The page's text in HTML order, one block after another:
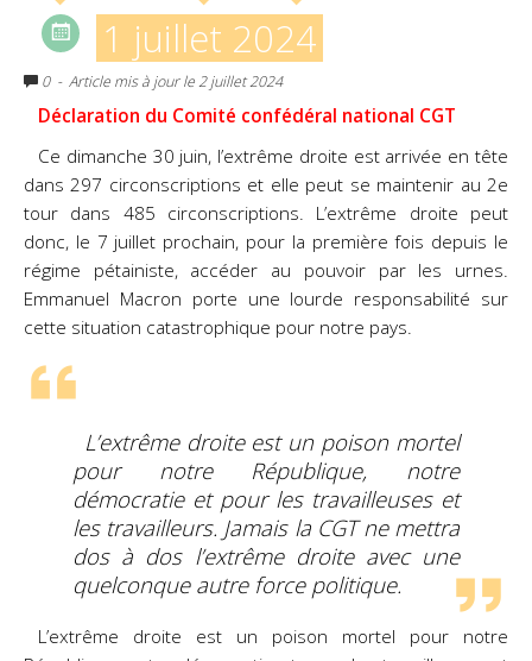
1 juillet 2024
0 - Article mis à jour le 2 juillet 2024
Déclaration du Comité confédéral national CGT
Ce dimanche 30 juin, l’extrême droite est arrivée en tête
dans 297 circonscriptions et elle peut se maintenir au 2e
tour dans 485 circonscriptions. L’extrême droite peut
donc, le 7 juillet prochain, pour la première fois depuis le
régime pétainiste, accéder au pouvoir par les urnes.
Emmanuel Macron porte une lourde responsabilité sur
cette situation catastrophique pour notre pays.
L’extrême droite est un poison mortel
pour notre République, notre
démocratie et pour les travailleuses et
les travailleurs. Jamais la CGT ne mettra
dos à dos l’extrême droite avec une
quelconque autre force politique.
L’extrême droite est un poison mortel pour notre